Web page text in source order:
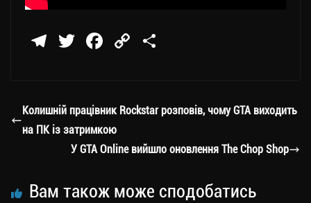
Te
a
m
T
er
Fa
ok
C
Li ли
ся
Колишній працівник Rockstar розповів, чому GTA виходить
на ПК із затримкою
У GTA Online вийшло оновлення The Chop Shop
Вам також може сподобатись